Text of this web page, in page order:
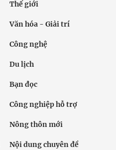
Thế giới
Văn hóa - Giải trí
Công nghệ
Du lịch
Bạn đọc
Công nghiệp hỗ trợ
Nông thôn mới
Nội dung chuyên đề